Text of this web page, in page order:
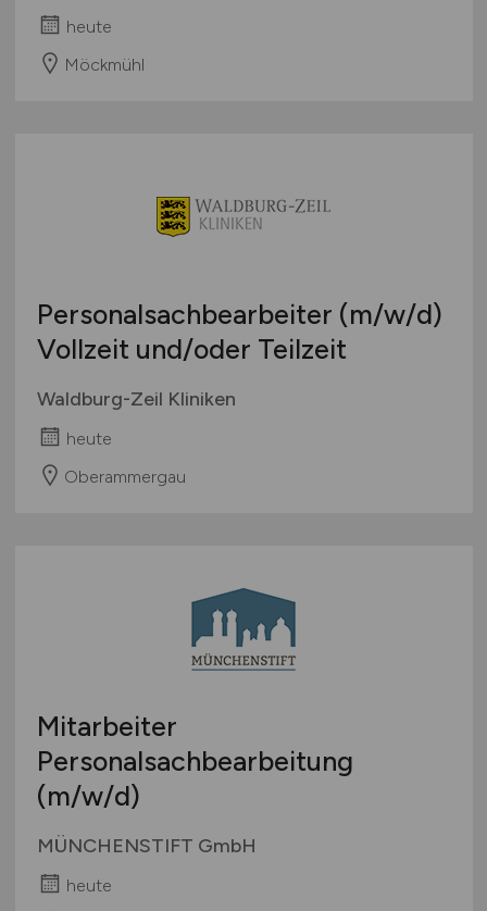
heute
Möckmühl
Personalsachbearbeiter (m/w/d)
Vollzeit und/oder Teilzeit
Waldburg-Zeil Kliniken
heute
Oberammergau
Mitarbeiter
Personalsachbearbeitung
(m/w/d)
MÜNCHENSTIFT GmbH
heute